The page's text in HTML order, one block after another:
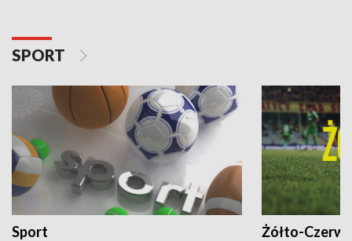
SPORT
Sport Żółto-